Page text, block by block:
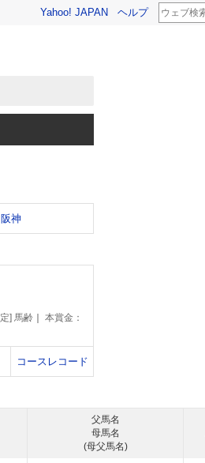
Yahoo! JAPAN ヘルプ
阪神
] 馬齢
本賞金：
コースレコード
父馬名
母馬名
(母父馬名)